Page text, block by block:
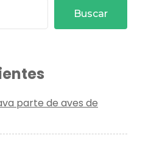
Buscar
parte de aves de